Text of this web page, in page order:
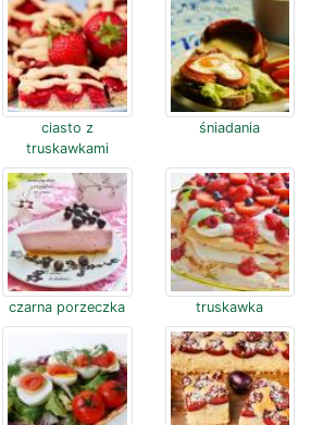
ciasto z
truskawkami
śniadania
czarna porzeczka truskawka